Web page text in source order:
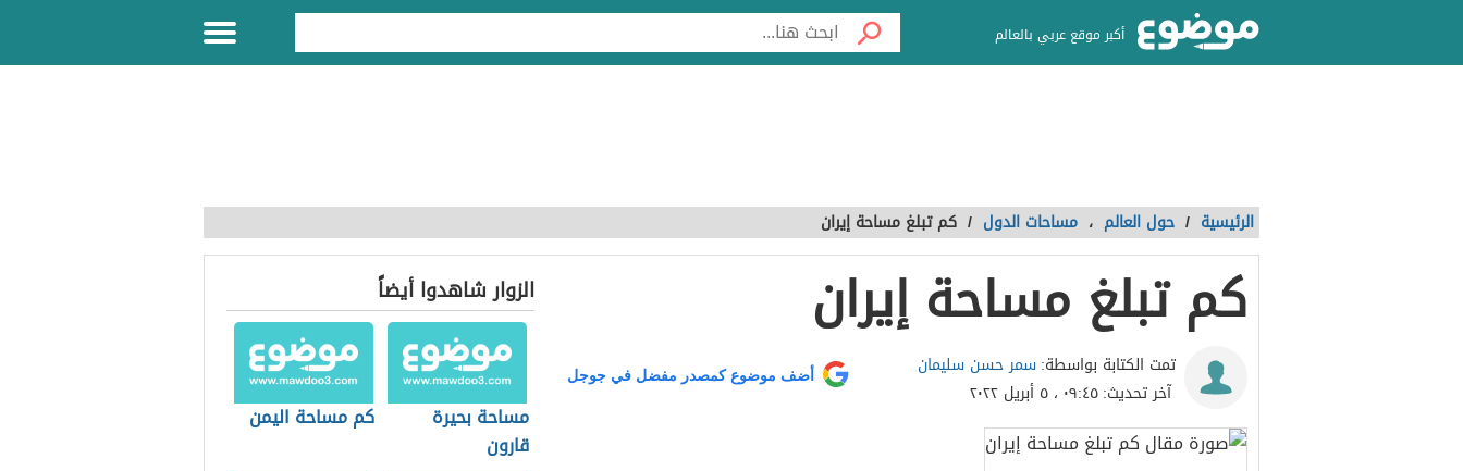
أكبر موقع عربي بالعالم
الرئيسية / حول العالم ، مساحات الدول / كم تبلغ مساحة إيران
كم تبلغ مساحة إيران
تمت الكتابة بواسطة:سمر حسن سليمان
آخر تحديث:٠٩:٤٥ ، ٥ أبريل ٢٠٢٢
أضف موضوع كمصدر مفضل في جوجل
الزوار شاهدوا أيضاً
مساحة بحيرة
قارون
كم مساحة اليمن